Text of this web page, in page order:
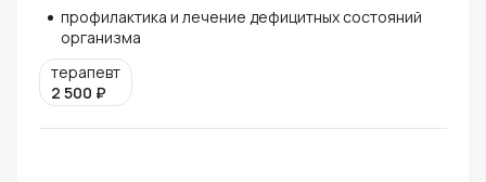
профилактика и лечение дефицитных состояний
организма
терапевт
2 500 ₽